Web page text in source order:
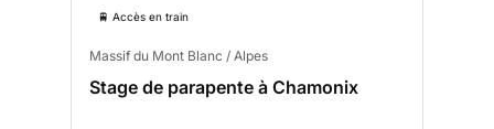
🚆 Accès en train
Massif du Mont Blanc / Alpes
Stage de parapente à Chamonix